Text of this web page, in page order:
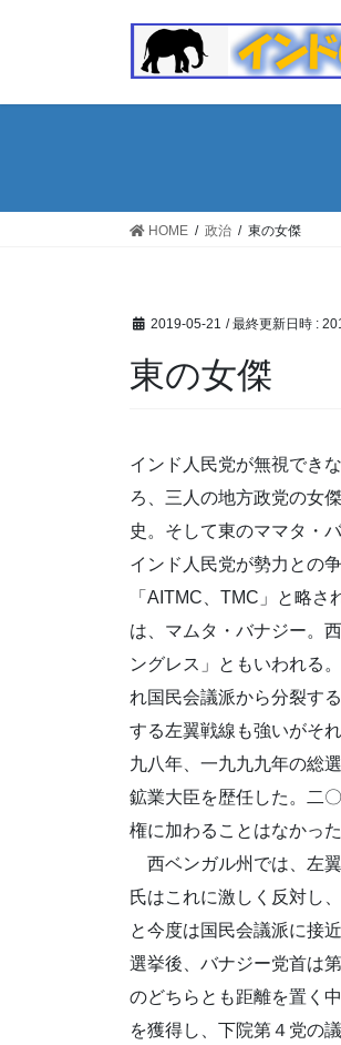
HOME 政治 東の女傑
2019-05-21 / 最終更新日時 :
東の女傑
インド人民党が無視でき
ろ、三人の地方政党の女
史。そして東のママタ・バ
インド人民党が勢力との
「AITMC、TMC」と略
は、マムタ・バナジー。
ングレス」ともいわれる
れ国民会議派から分裂す
する左翼戦線も強いがそ
九八年、一九九九年の総
鉱業大臣を歴任した。二
権に加わることはなかった
西ベンガル州では、左
氏はこれに激しく反対し
と今度は国民会議派に接
選挙後、バナジー党首は
のどちらとも距離を置く
を獲得し、下院第４党の